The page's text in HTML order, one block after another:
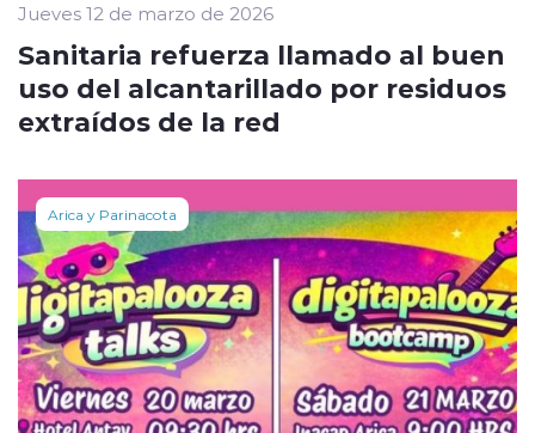
Jueves 12 de marzo de 2026
Sanitaria refuerza llamado al buen
uso del alcantarillado por residuos
extraídos de la red
Arica y Parinacota